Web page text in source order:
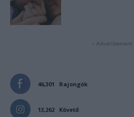
- Advertisement -
46,301 Rajongók
13,262 Követő